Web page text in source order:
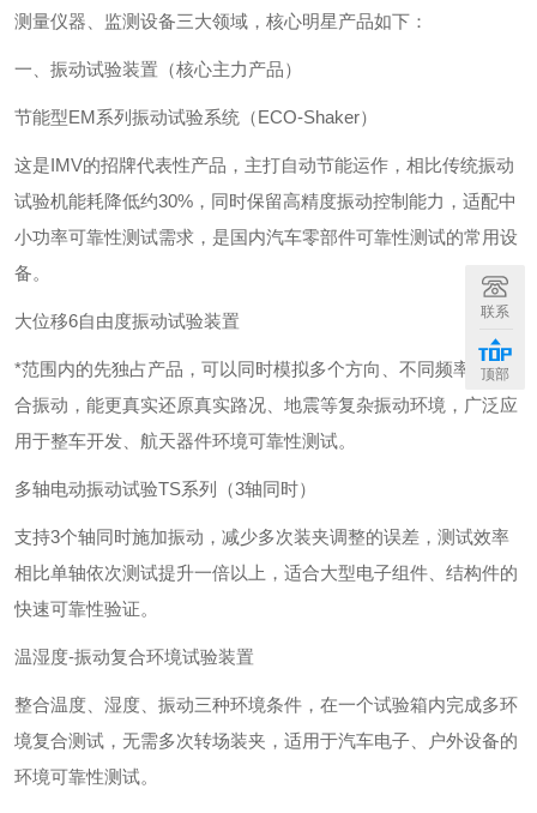
测量仪器、监测设备三大领域‌，核心明星产品如下：
一、振动试验装置（核心主力产品）
‌节能型EM系列振动试验系统（ECO-Shaker）‌
这是IMV的招牌代表性产品，主打‌自动节能运作‌，相比传统振动
试验机能耗降低约30%，同时保留高精度振动控制能力，适配中
小功率可靠性测试需求，是国内汽车零部件可靠性测试的常用设
备。
‌大位移6自由度振动试验装置‌
*范围内的先独占产品，可以同时模拟多个方向、不同频率的复
合振动，能更真实还原真实路况、地震等复杂振动环境，广泛应
用于整车开发、航天器件环境可靠性测试。
‌多轴电动振动试验TS系列（3轴同时）‌
支持3个轴同时施加振动，减少多次装夹调整的误差，测试效率
相比单轴依次测试提升一倍以上，适合大型电子组件、结构件的
快速可靠性验证。
‌温湿度-振动复合环境试验装置‌
整合温度、湿度、振动三种环境条件，在一个试验箱内完成多环
境复合测试，无需多次转场装夹，适用于汽车电子、户外设备的
环境可靠性测试。
联系
顶部